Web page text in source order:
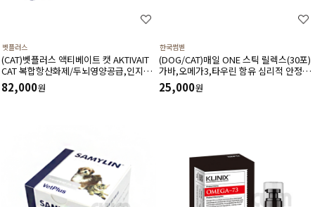
벳플러스
(CAT)벳플러스 액티베이트 캣 AKTIVAIT
CAT 복합항산화제/두뇌영양공급,인지력
상승(60캡슐)
82,000원
한국썸벧
(DOG/CAT)매일 ONE 스틱 릴렉스(30포)
가바,오메가3,타우린 함유 심리적 안정에
도움 스트레스 감소
25,000원